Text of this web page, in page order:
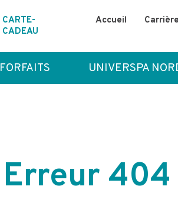
CARTE-
CADEAU
Accueil
FORFAITS UNIVERSPA
Erreur